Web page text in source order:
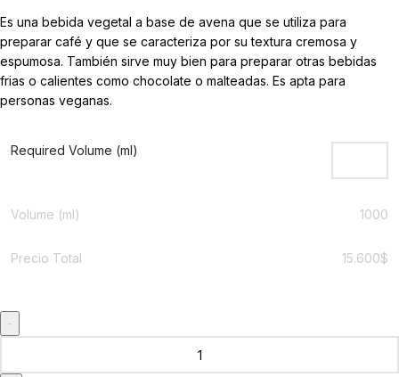
Es una bebida vegetal a base de avena que se utiliza para
preparar café y que se caracteriza por su textura cremosa y
espumosa. También sirve muy bien para preparar otras bebidas
frias o calientes como chocolate o malteadas. Es apta para
personas veganas.
Required Volume (ml)
Volume (ml) 1000
Precio Total $
15.600